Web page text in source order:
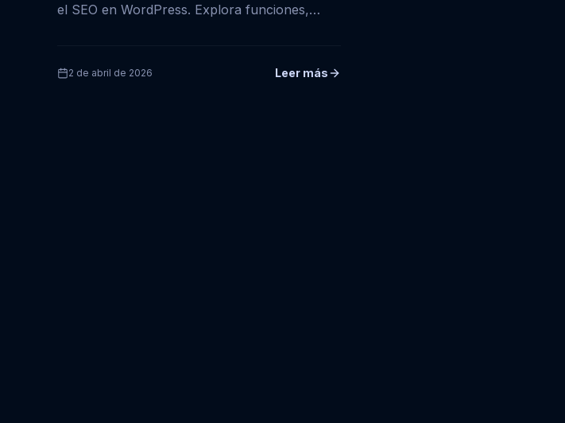
el SEO en WordPress. Explora funciones,
2 de abril de 2026 Leer más